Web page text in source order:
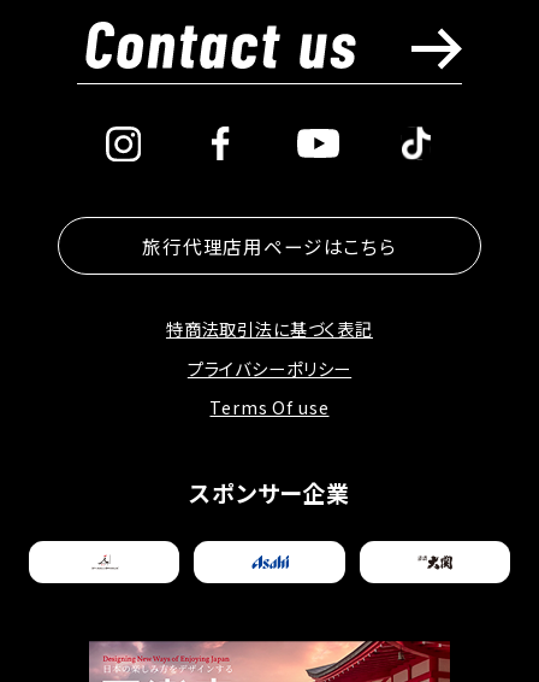
旅行代理店用ページはこちら
特商法取引法に基づく表記
プライバシーポリシー
Terms Of use
スポンサー企業